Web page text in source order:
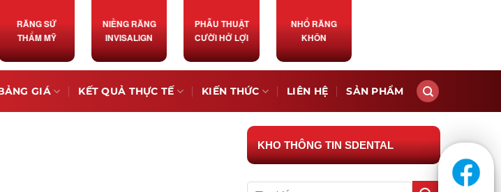
RĂNG SỨ
THẨM MỸ
NIỀNG RĂNG
INVISALIGN
PHẪU THUẬT
CƯỜI HỞ LỢI
NHỔ RĂNG
KHÔN
GIÁ KẾT QUẢ THỰC TẾ KIẾN THỨC LIÊN HỆ SẢN PHẨM
KHO THÔNG TIN SDENTAL